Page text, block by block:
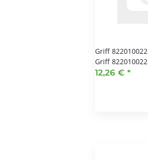
Griff 822010022
Griff 822010022
12,26 € *